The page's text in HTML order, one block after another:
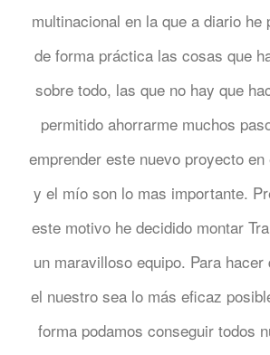
multinacional en la que a diario he
de forma práctica las cosas que
sobre todo, las que no hay que
permitido ahorrarme muchos
emprender este nuevo proyecto
y el mío son lo mas importante.
este motivo he decidido montar
un maravilloso equipo. Para
el nuestro sea lo más eficaz
forma podamos conseguir todos